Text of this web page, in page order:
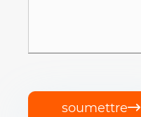
soumettre